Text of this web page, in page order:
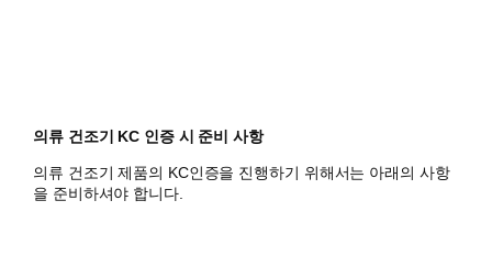
의류 건조기 KC 인증 시 준비 사항
의류 건조기 제품의 KC인증을 진행하기 위해서는 아래의 사항
을 준비하셔야 합니다.